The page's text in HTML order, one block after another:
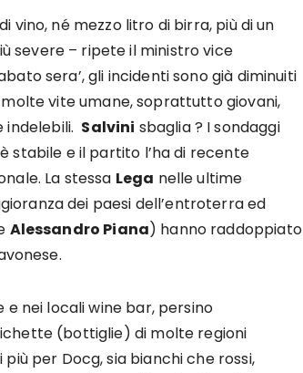
vino, né mezzo litro di birra, più di un
severe – ripete il ministro vice
sera’, gli incidenti sono già diminuiti
vite umane, soprattutto giovani,
Salvini sbaglia ? I sondaggi
stabile e il partito l’ha di recente
La stessa Lega nelle ultime
dei paesi dell’entroterra ed
Alessandro Piana) hanno raddoppiato
nei locali wine bar, persino
(bottiglie) di molte regioni
per Docg, sia bianchi che rossi,